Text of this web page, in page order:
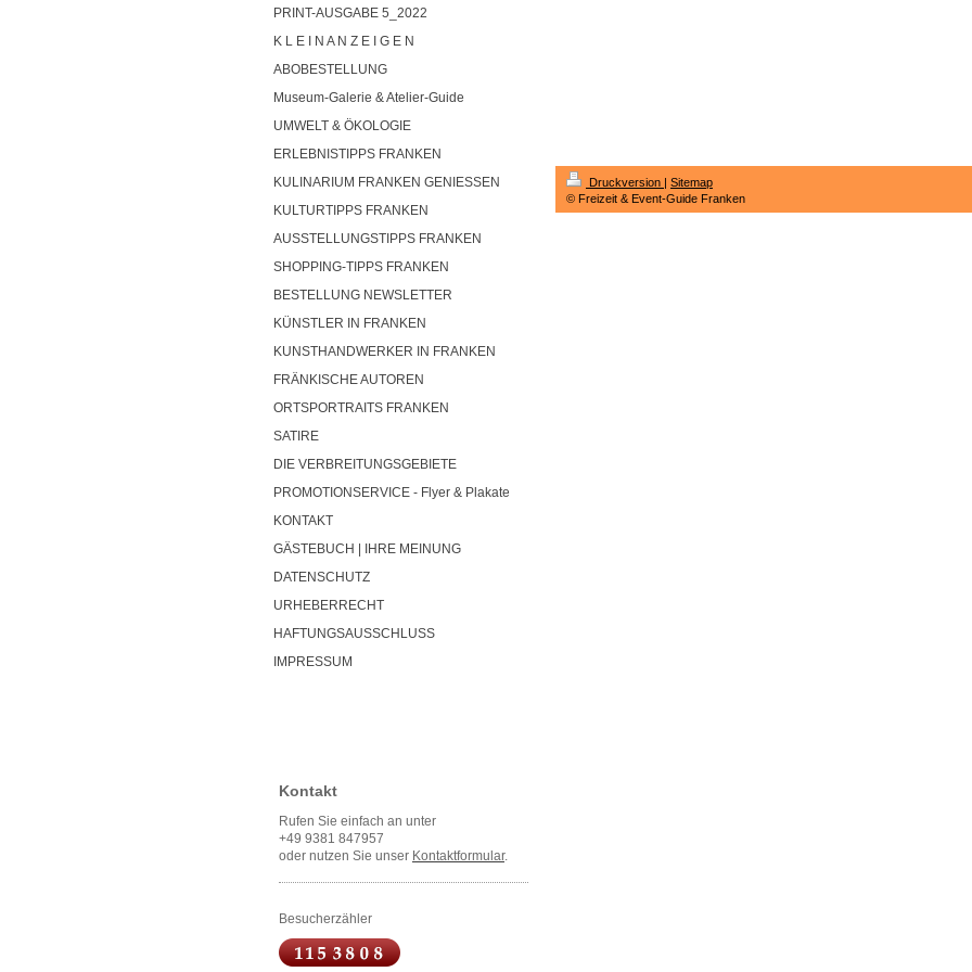
PRINT-AUSGABE 5_2022
K L E I N A N Z E I G E N
ABOBESTELLUNG
Museum-Galerie & Atelier-Guide
UMWELT & ÖKOLOGIE
ERLEBNISTIPPS FRANKEN
KULINARIUM FRANKEN GENIESSEN
KULTURTIPPS FRANKEN
AUSSTELLUNGSTIPPS FRANKEN
SHOPPING-TIPPS FRANKEN
BESTELLUNG NEWSLETTER
KÜNSTLER IN FRANKEN
KUNSTHANDWERKER IN FRANKEN
FRÄNKISCHE AUTOREN
ORTSPORTRAITS FRANKEN
SATIRE
DIE VERBREITUNGSGEBIETE
PROMOTIONSERVICE - Flyer & Plakate
KONTAKT
GÄSTEBUCH | IHRE MEINUNG
DATENSCHUTZ
URHEBERRECHT
HAFTUNGSAUSSCHLUSS
IMPRESSUM
Kontakt
Rufen Sie einfach an unter
+49 9381 847957
oder nutzen Sie unser Kontaktformular.
Besucherzähler
Druckversion | Sitemap
© Freizeit & Event-Guide Franken